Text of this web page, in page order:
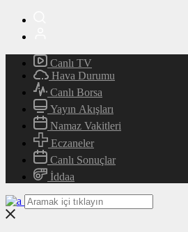
Canlı TV
Hava Durumu
Canlı Borsa
Yayın Akışları
Namaz Vakitleri
Eczaneler
Canlı Sonuçlar
İddaa